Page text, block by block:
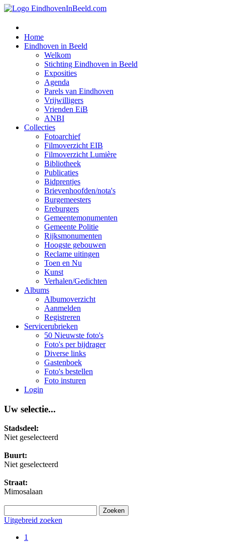
Home
Eindhoven in Beeld
Welkom
Stichting Eindhoven in Beeld
Exposities
Agenda
Parels van Eindhoven
Vrijwilligers
Vrienden EiB
ANBI
Collecties
Fotoarchief
Filmoverzicht EIB
Filmoverzicht Lumière
Bibliotheek
Publicaties
Bidprentjes
Brievenhoofden/nota's
Burgemeesters
Ereburgers
Gemeentemonumenten
Gemeente Politie
Rijksmonumenten
Hoogste gebouwen
Reclame uitingen
Toen en Nu
Kunst
Verhalen/Gedichten
Albums
Albumoverzicht
Aanmelden
Registreren
Servicerubrieken
50 Nieuwste foto's
Foto's per bijdrager
Diverse links
Gastenboek
Foto's bestellen
Foto insturen
Login
Uw selectie...
Stadsdeel:
Niet geselecteerd
Buurt:
Niet geselecteerd
Straat:
Mimosalaan
Uitgebreid zoeken
1